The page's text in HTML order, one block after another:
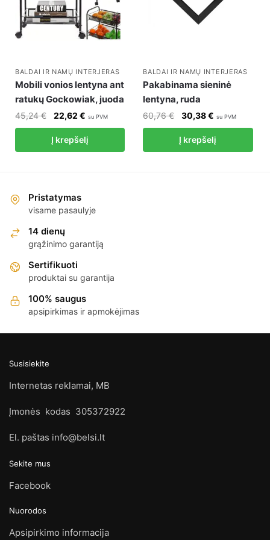
BALDAI IR NAMŲ INTERJERAS
Mobili vonios lentyna ant
ratukų Gockowiak, juoda
45,24€
Original
price
was:
45,24 €.
22,62 € Current
price
is:
22,62 €.
su PVM
Į krepšelį
BALDAI IR NAMŲ INTERJERAS
Pakabinama sieninė
lentyna, ruda
60,76€
Original
price
was:
60,76 €.
30,38€ Current
price
is:
30,38 €.
su PVM
Į krepšelį
Pristatymas
visame pasaulyje
14 dienų
grąžinimo garantiją
Sertifikuoti
produktai su garantija
100% saugus
apsipirkimas ir apmokėjimas
Susisiekite
Internetas reklamai, MB
Įmonės kodas 305372922
El. paštas info@belsi.lt
Sekite mus
Facebook
Nuorodos
Apsipirkimo informacija